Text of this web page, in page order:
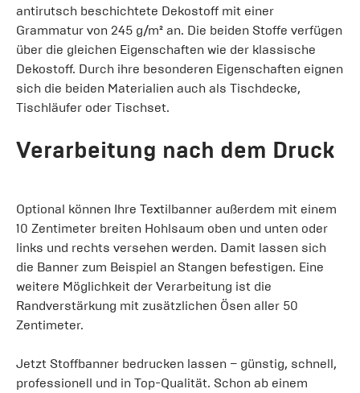
antirutsch beschichtete Dekostoff mit einer
Grammatur von 245 g/m² an. Die beiden Stoffe verfügen
über die gleichen Eigenschaften wie der klassische
Dekostoff. Durch ihre besonderen Eigenschaften eignen
sich die beiden Materialien auch als Tischdecke,
Tischläufer oder Tischset.
Verarbeitung nach dem Druck
Optional können Ihre Textilbanner außerdem mit einem
10 Zentimeter breiten Hohlsaum oben und unten oder
links und rechts versehen werden. Damit lassen sich
die Banner zum Beispiel an Stangen befestigen. Eine
weitere Möglichkeit der Verarbeitung ist die
Randverstärkung mit zusätzlichen Ösen aller 50
Zentimeter.
Jetzt Stoffbanner bedrucken lassen – günstig, schnell,
professionell und in Top-Qualität. Schon ab einem